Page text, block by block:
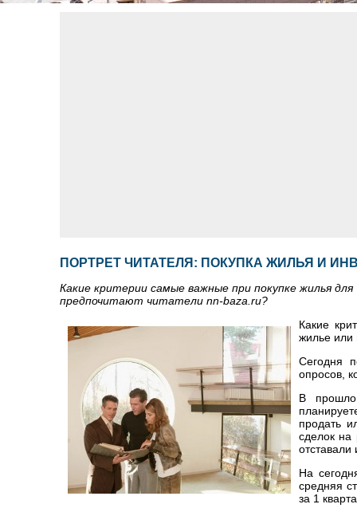
ПОРТРЕТ ЧИТАТЕЛЯ: ПОКУПКА ЖИЛЬЯ И
Какие критерии самые важные при покупке жилья
предпочитают читатели nn-baza.ru?
Какие
жилье или
Сегодня
опросов,
В
продать
сделок на
На
средняя
за 1